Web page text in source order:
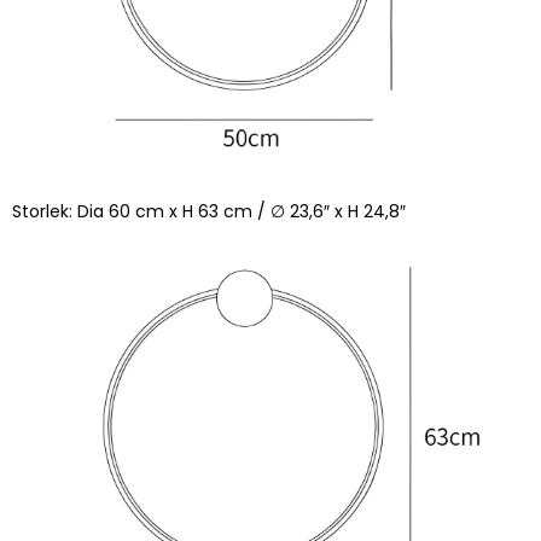
Storlek: Dia 60 cm x H 63 cm / ∅ 23,6″ x H 24,8″